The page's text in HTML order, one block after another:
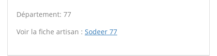
Département: 77
Voir la fiche artisan : Sodeer 77